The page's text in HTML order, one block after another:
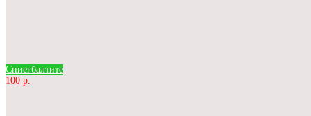
Сниегбалтите
100 р.